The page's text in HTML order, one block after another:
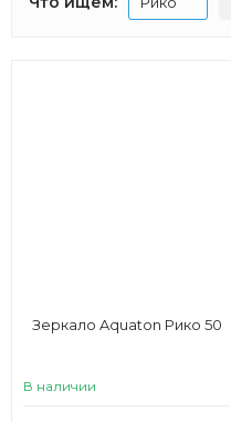
Зеркало Aquaton Рико 50
В наличии